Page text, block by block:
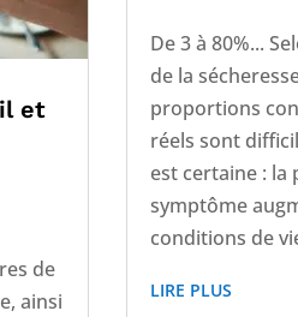
et
de
ainsi
De 3 à 80%...
de la
proportions
réels sont
est certaine : la
symptôme
conditions de
LIRE PLUS